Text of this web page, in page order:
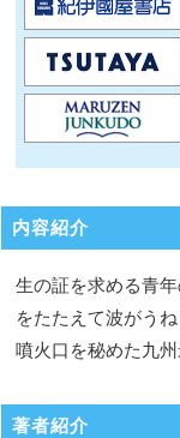
内容紹介
生の証を求める青
をたたえて波がう
噴火口を秘めた九
著者紹介